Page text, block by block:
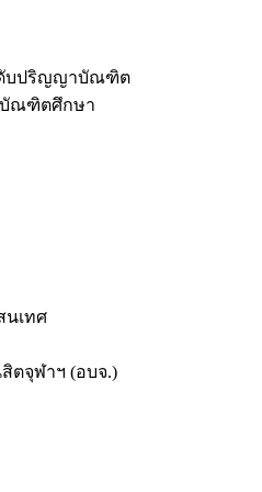
ดับปริญญาบัณฑิต
บัณฑิตศึกษา
นเทศ
ตจุฬาฯ (อบจ.)